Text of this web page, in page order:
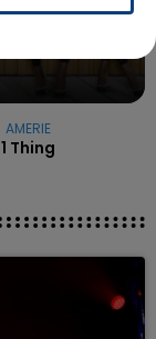
AMERIE
1 Thing